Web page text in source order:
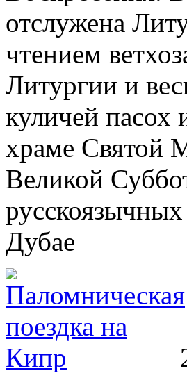
отслужена
чтением
Литургии и
куличей пасох
храме Святой
Великой
Дубае